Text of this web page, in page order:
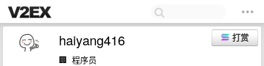
打赏
haiyang416
🏢 程序员